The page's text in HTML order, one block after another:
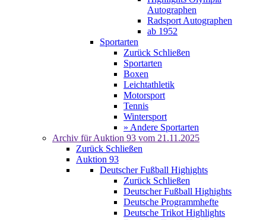
Autographen
Radsport Autographen
ab 1952
Sportarten
Zurück Schließen
Sportarten
Boxen
Leichtathletik
Motorsport
Tennis
Wintersport
» Andere Sportarten
Archiv für Auktion 93 vom 21.11.2025
Zurück Schließen
Auktion 93
Deutscher Fußball Highights
Zurück Schließen
Deutscher Fußball Highights
Deutsche Programmhefte
Deutsche Trikot Highlights